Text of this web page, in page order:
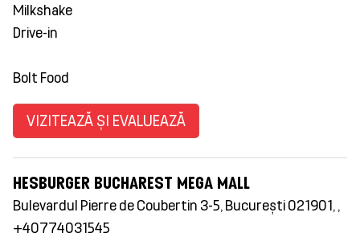
Milkshake
Drive-in
Bolt Food
VIZITEAZĂ ȘI EVALUEAZĂ
HESBURGER BUCHAREST MEGA MALL
Bulevardul Pierre de Coubertin 3-5, București 021901, ,
+40774031545